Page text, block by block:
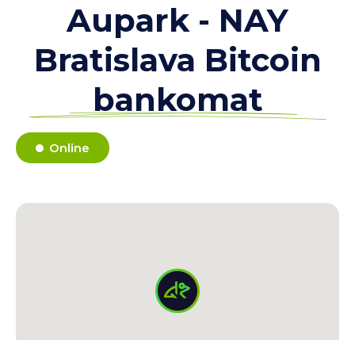
Aupark - NAY
Bratislava Bitcoin
bankomat
Online